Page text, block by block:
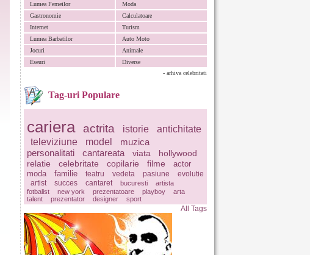
Lumea Femeilor
Moda
Gastronomie
Calculatoare
Internet
Turism
Lumea Barbatilor
Auto Moto
Jocuri
Animale
Eseuri
Diverse
- arhiva celebritati
Tag-uri Populare
cariera actrita istorie
antichitate
televiziune
model
muzica
personalitati
cantareata viata
hollywood
relatie
celebritate copilarie filme
actor
moda
familie teatru vedeta pasiune
evolutie
artist
succes cantaret bucuresti
artista
fotbalist
new york prezentatoare playboy
arta
talent
prezentator designer sport
All Tags